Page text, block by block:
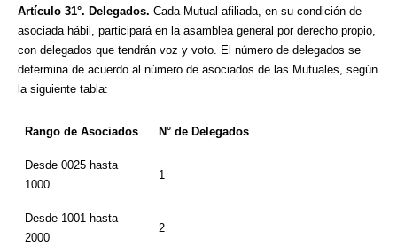
Artículo 31°. Delegados. Cada Mutual afiliada, en su condición de
asociada hábil, participará en la asamblea general por derecho propio,
con delegados que tendrán voz y voto. El número de delegados se
determina de acuerdo al número de asociados de las Mutuales, según
la siguiente tabla:
Rango de Asociados N° de Delegados
Desde 0025 hasta
1000
1
Desde 1001 hasta
2000
2